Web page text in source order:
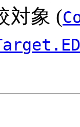
対象 (